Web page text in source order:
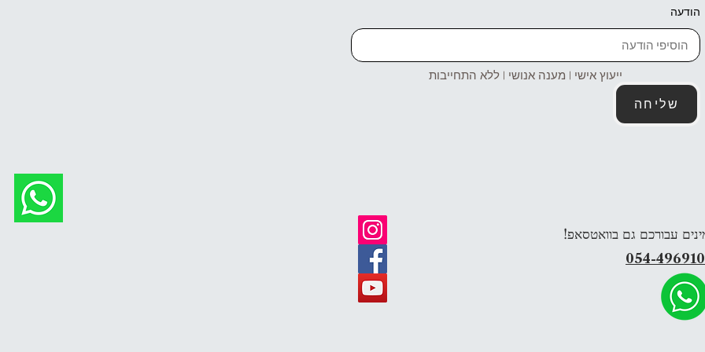
הודעה
ייעוץ אישי | מענה אנושי | ללא התחייבות
שליחה
עבורכם גם בוואטסאפ!
054-